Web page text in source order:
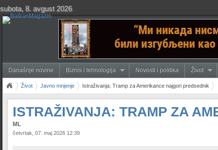
subota, 8. avgust 2026
Današnje novine Biznis i tehnologija Novosti i politika Život
Život Javno mnjenje Istraživanja: Tramp za Amerikance najgori predsednik
ISTRAŽIVANJA: TRAMP ZA
ML
četvrtak, 07. maj 2026 12:39